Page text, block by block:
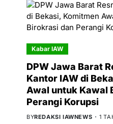
Kabar IAW
DPW Jawa Barat
Kantor IAW di
Awal untuk Kawal
Perangi Korupsi
BYREDAKSI IAWNEWS 1